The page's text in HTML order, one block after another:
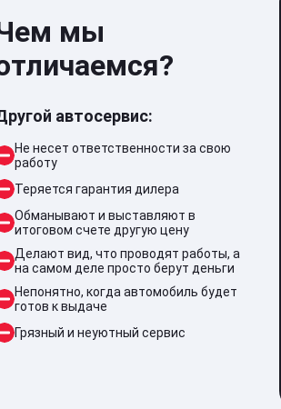
мы
автосервис:
Не несет ответственности за свою
работу
Теряется гарантия дилера
Обманывают и выставляют в
итоговом счете другую цену
Делают вид, что проводят работы, а
на самом деле просто берут деньги
Непонятно, когда автомобиль будет
готов к выдаче
Грязный и неуютный сервис